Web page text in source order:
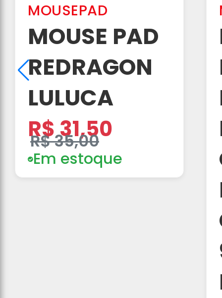
MOUSEPAD
MOUSE PAD
REDRAGON
LULUCA
R$ 31,50
R$ 35,00
Em estoque